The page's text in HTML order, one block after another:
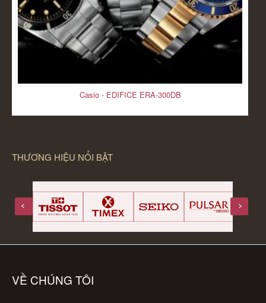
Casio - EDIFICE ERA-300DB
THƯƠNG HIỆU NỔI BẬT
VỀ CHÚNG TÔI